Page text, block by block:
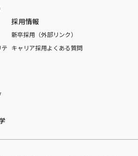
採用情報
新卒採用（外部リンク）
キャリア採用よくある質問